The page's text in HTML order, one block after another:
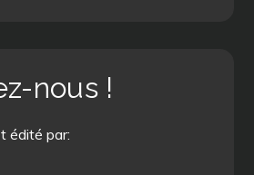
nous !
édité par: